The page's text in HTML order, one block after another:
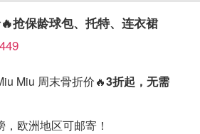
抢保龄球包、托特、连衣裙
Miu 周末骨折价🔥3折起， 无需
欧洲地区可邮寄！